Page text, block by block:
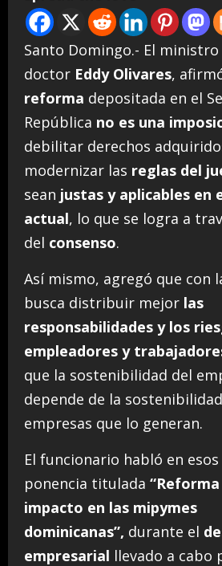
Santo Domingo.- El
doctor Eddy Olivares,
reforma depositada en el
República no es una
debilitar derechos
modernizar las reglas del
sean justas y aplicables en
actual, lo que se logra a
del consenso.
Así mismo, agregó que con
busca distribuir mejor las
responsabilidades y los
empleadores y
que la sostenibilidad del
depende de la
empresas que lo generan.
El funcionario habló en
ponencia titulada
impacto en las mipymes
dominicanas”, durante el
empresarial llevado a cabo